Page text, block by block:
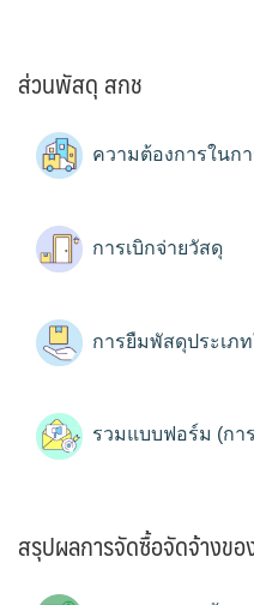
ส่วนพัสดุ สกช
ความต้องการในก
การเบิกจ่ายวัสดุ
การยืมพัสดุประเภ
รวมแบบฟอร์ม (กา
สรุปผลการจัดซื้อจัดจ้างข